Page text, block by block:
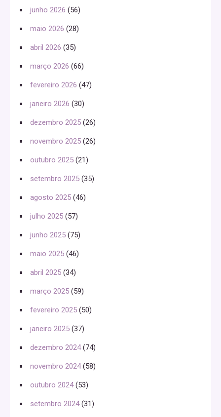
junho 2026 (56)
maio 2026 (28)
abril 2026 (35)
março 2026 (66)
fevereiro 2026 (47)
janeiro 2026 (30)
dezembro 2025 (26)
novembro 2025 (26)
outubro 2025 (21)
setembro 2025 (35)
agosto 2025 (46)
julho 2025 (57)
junho 2025 (75)
maio 2025 (46)
abril 2025 (34)
março 2025 (59)
fevereiro 2025 (50)
janeiro 2025 (37)
dezembro 2024(74)
novembro 2024(58)
outubro 2024(53)
setembro 2024(31)